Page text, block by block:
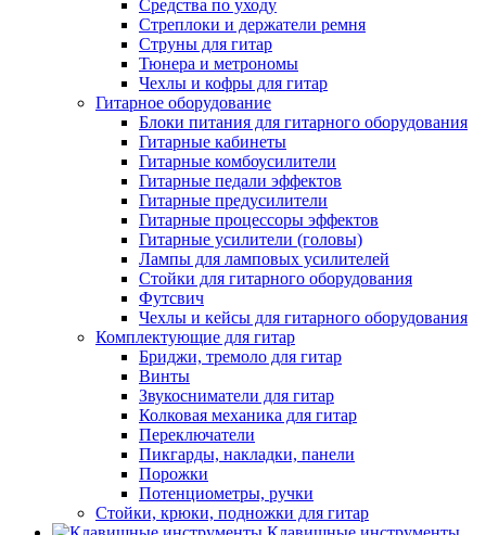
Средства по уходу
Стреплоки и держатели ремня
Струны для гитар
Тюнера и метрономы
Чехлы и кофры для гитар
Гитарное оборудование
Блоки питания для гитарного оборудования
Гитарные кабинеты
Гитарные комбоусилители
Гитарные педали эффектов
Гитарные предусилители
Гитарные процессоры эффектов
Гитарные усилители (головы)
Лампы для ламповых усилителей
Стойки для гитарного оборудования
Футсвич
Чехлы и кейсы для гитарного оборудования
Комплектующие для гитар
Бриджи, тремоло для гитар
Винты
Звукосниматели для гитар
Колковая механика для гитар
Переключатели
Пикгарды, накладки, панели
Порожки
Потенциометры, ручки
Стойки, крюки, подножки для гитар